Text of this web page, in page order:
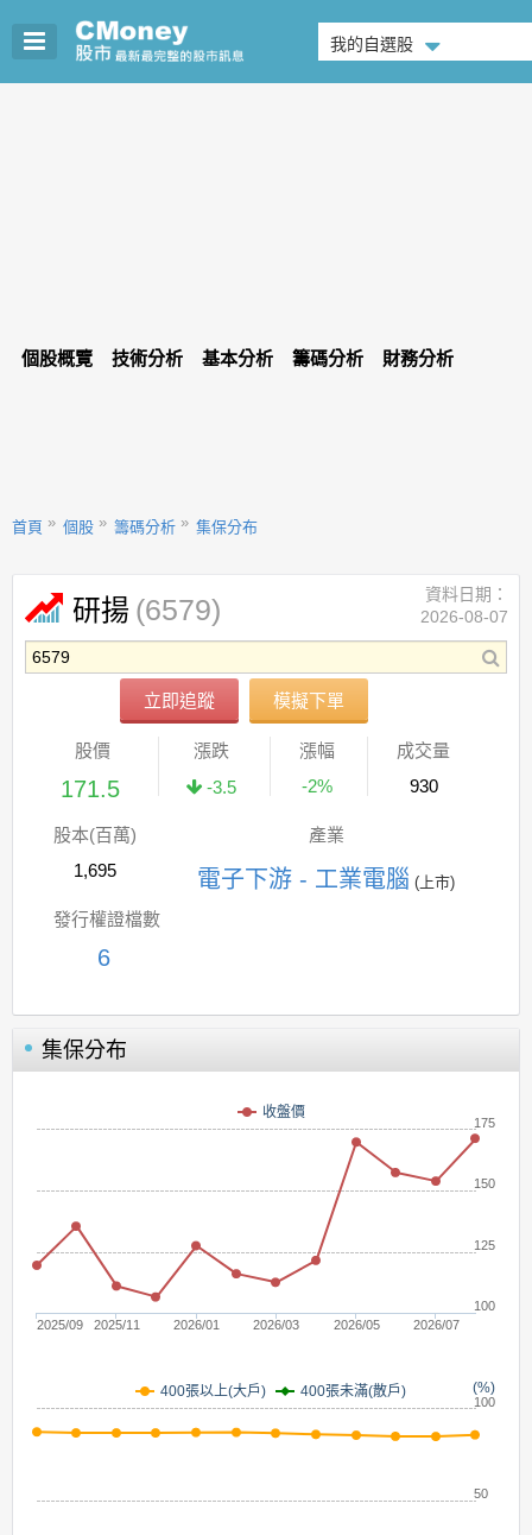
我的自選股
個股概覽 技術分析 基本分析 籌碼分析 財務分析
首頁 個股 籌碼分析 集保分布
研揚 (6579)
立即追蹤 模擬下單
資料日期：
2026-08-07
股價
171.5
漲跌
-3.5
漲幅
-2%
成交量
930
股本(百萬)
1,695
產業
電子下游 - 工業電腦 (上市)
發行權證檔數
6
集保分布
收盤價
2025/09 2025/11 2026/01 2026/03 2026/05 2026/07
100
125
150
175
(%)
400張以上(大戶) 400張未滿(散戶)
50
100